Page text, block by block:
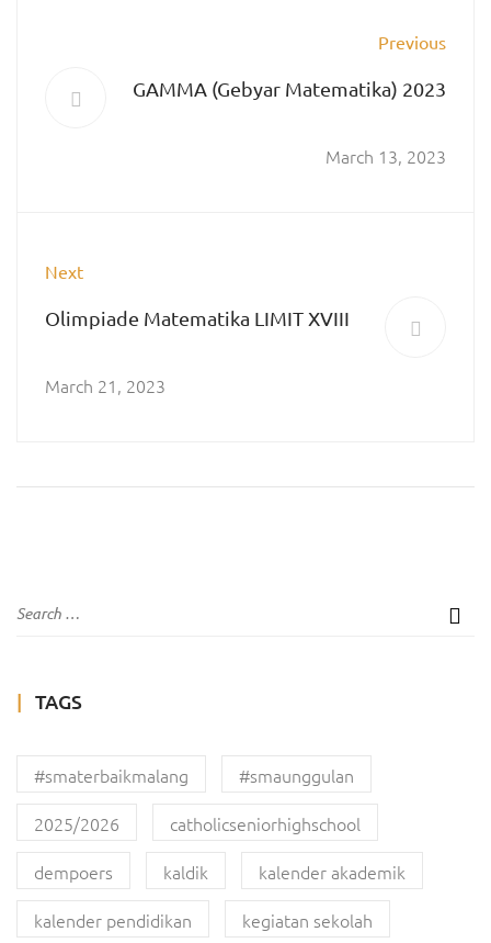
Previous
GAMMA (Gebyar Matematika) 2023
March 13, 2023
Next
Olimpiade Matematika LIMIT XVIII
March 21, 2023
TAGS
#smaterbaikmalang
#smaunggulan
2025/2026
catholicseniorhighschool
dempoers
kaldik
kalender akademik
kalender pendidikan
kegiatan sekolah